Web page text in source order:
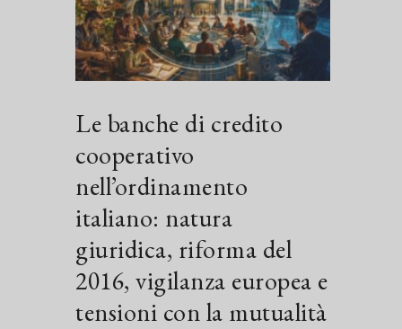
Le banche di credito
cooperativo
nell’ordinamento
italiano: natura
giuridica, riforma del
2016, vigilanza europea e
tensioni con la mutualità